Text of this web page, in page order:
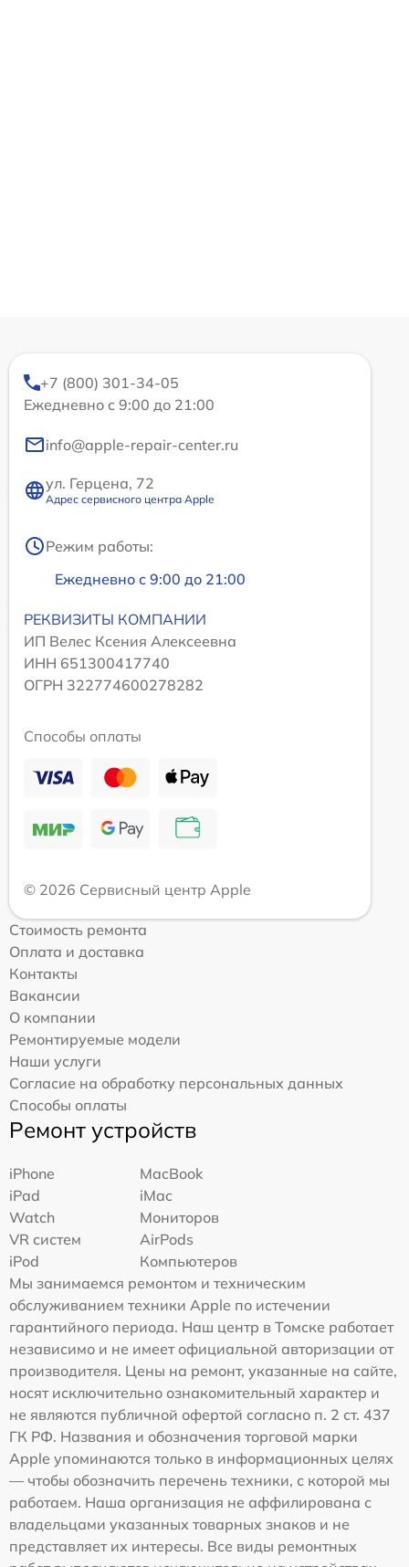
+7 (800) 301-34-05
Ежедневно с 9:00 до 21:00
info@apple-repair-center.ru
ул. Герцена, 72
Адрес сервисного центра Apple
Режим работы:
Ежедневно с 9:00 до 21:00
РЕКВИЗИТЫ КОМПАНИИ
ИП Велес Ксения Алексеевна
ИНН 651300417740
ОГРН 322774600278282
Способы оплаты
© 2026 Сервисный центр Apple
Стоимость ремонта
Оплата и доставка
Контакты
Вакансии
О компании
Ремонтируемые модели
Наши услуги
Согласие на обработку персональных данных
Способы оплаты
Ремонт устройств
iPhone
MacBook
iPad
iMac
Watch
Мониторов
VR систем
AirPods
iPod
Компьютеров
Мы занимаемся ремонтом и техническим
обслуживанием техники Apple по истечении
гарантийного периода. Наш центр в Томске работает
независимо и не имеет официальной авторизации от
производителя. Цены на ремонт, указанные на сайте,
носят исключительно ознакомительный характер и
не являются публичной офертой согласно п. 2 ст. 437
ГК РФ. Названия и обозначения торговой марки
Apple упоминаются только в информационных целях
— чтобы обозначить перечень техники, с которой мы
работаем. Наша организация не аффилирована с
владельцами указанных товарных знаков и не
представляет их интересы. Все виды ремонтных